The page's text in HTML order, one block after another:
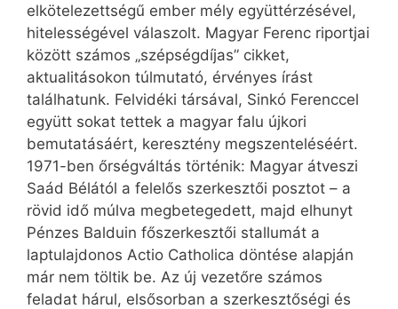
elkötelezettségű ember mély együttérzésével,
hitelességével válaszolt. Magyar Ferenc riportjai
között számos „szépségdíjas” cikket,
aktualitásokon túlmutató, érvényes írást
találhatunk. Felvidéki társával, Sinkó Ferenccel
együtt sokat tettek a magyar falu újkori
bemutatásáért, keresztény megszenteléséért.
1971-ben őrségváltás történik: Magyar átveszi
Saád Bélától a felelős szerkesztői posztot – a
rövid idő múlva megbetegedett, majd elhunyt
Pénzes Balduin főszerkesztői stallumát a
laptulajdonos Actio Catholica döntése alapján
már nem töltik be. Az új vezetőre számos
feladat hárul, elsősorban a szerkesztőségi és